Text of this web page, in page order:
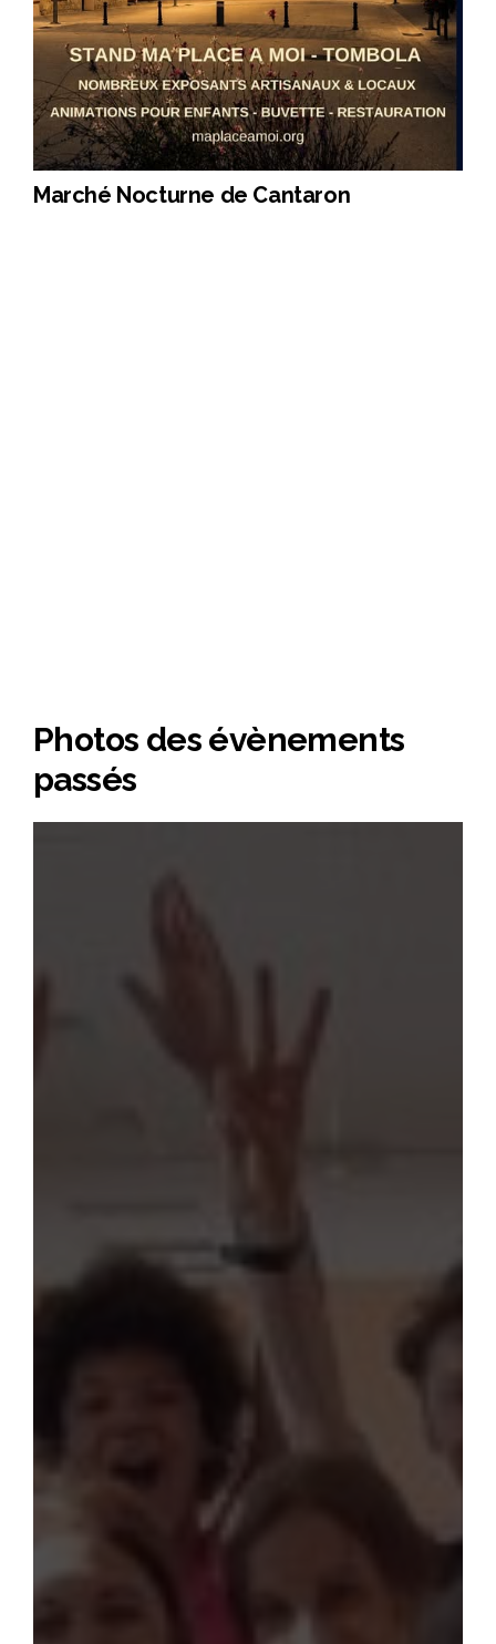
Marché Nocturne de Cantaron
Photos des évènements
passés